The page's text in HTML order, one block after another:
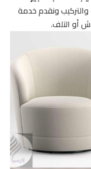
ونقدم خدمة
التلف.